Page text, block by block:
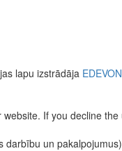
lapu izstrādāja EDEVON
If you decline
darbību un pakalpojumus)